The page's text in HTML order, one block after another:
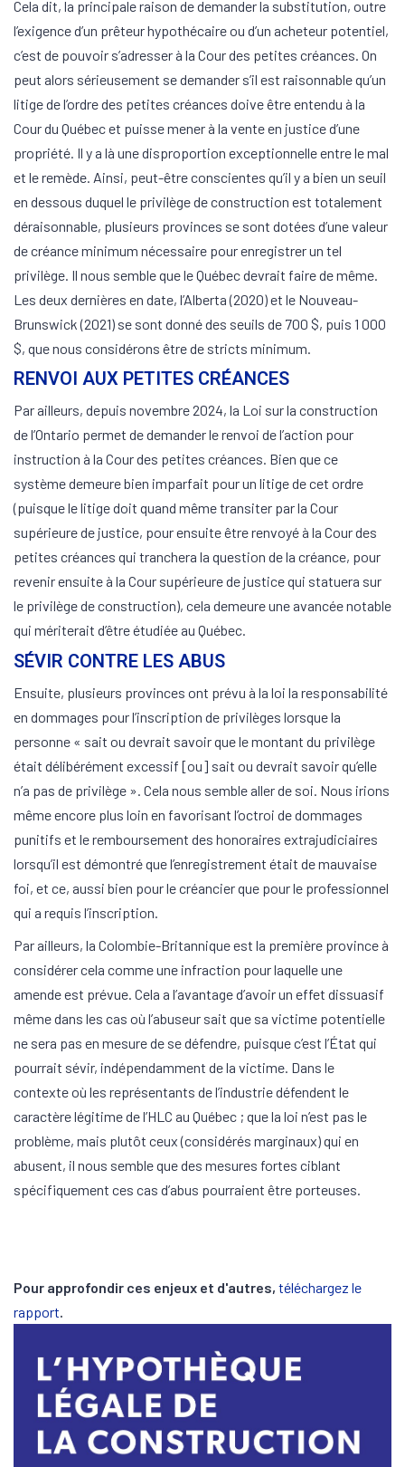
Cela dit, la principale raison de demander la substitution, outre
l’exigence d’un prêteur hypothécaire ou d’un acheteur potentiel,
c’est de pouvoir s’adresser à la Cour des petites créances. On
peut alors sérieusement se demander s’il est raisonnable qu’un
litige de l’ordre des petites créances doive être entendu à la
Cour du Québec et puisse mener à la vente en justice d’une
propriété. Il y a là une disproportion exceptionnelle entre le mal
et le remède. Ainsi, peut-être conscientes qu’il y a bien un seuil
en dessous duquel le privilège de construction est totalement
déraisonnable, plusieurs provinces se sont dotées d’une valeur
de créance minimum nécessaire pour enregistrer un tel
privilège. Il nous semble que le Québec devrait faire de même.
Les deux dernières en date, l’Alberta (2020) et le Nouveau-
Brunswick (2021) se sont donné des seuils de 700 $, puis 1 000
$, que nous considérons être de stricts minimum.
RENVOI AUX PETITES CRÉANCES
Par ailleurs, depuis novembre 2024, la Loi sur la construction
de l’Ontario permet de demander le renvoi de l’action pour
instruction à la Cour des petites créances. Bien que ce
système demeure bien imparfait pour un litige de cet ordre
(puisque le litige doit quand même transiter par la Cour
supérieure de justice, pour ensuite être renvoyé à la Cour des
petites créances qui tranchera la question de la créance, pour
revenir ensuite à la Cour supérieure de justice qui statuera sur
le privilège de construction), cela demeure une avancée notable
qui mériterait d’être étudiée au Québec.
SÉVIR CONTRE LES ABUS
Ensuite, plusieurs provinces ont prévu à la loi la responsabilité
en dommages pour l’inscription de privilèges lorsque la
personne « sait ou devrait savoir que le montant du privilège
était délibérément excessif [ou] sait ou devrait savoir qu’elle
n’a pas de privilège ». Cela nous semble aller de soi. Nous irions
même encore plus loin en favorisant l’octroi de dommages
punitifs et le remboursement des honoraires extrajudiciaires
lorsqu’il est démontré que l’enregistrement était de mauvaise
foi, et ce, aussi bien pour le créancier que pour le professionnel
qui a requis l’inscription.
Par ailleurs, la Colombie-Britannique est la première province à
considérer cela comme une infraction pour laquelle une
amende est prévue. Cela a l’avantage d’avoir un effet dissuasif
même dans les cas où l’abuseur sait que sa victime potentielle
ne sera pas en mesure de se défendre, puisque c’est l’État qui
pourrait sévir, indépendamment de la victime. Dans le
contexte où les représentants de l’industrie défendent le
caractère légitime de l’HLC au Québec ; que la loi n’est pas le
problème, mais plutôt ceux (considérés marginaux) qui en
abusent, il nous semble que des mesures fortes ciblant
spécifiquement ces cas d’abus pourraient être porteuses.
Pour approfondir ces enjeux et d'autres, téléchargez le
rapport